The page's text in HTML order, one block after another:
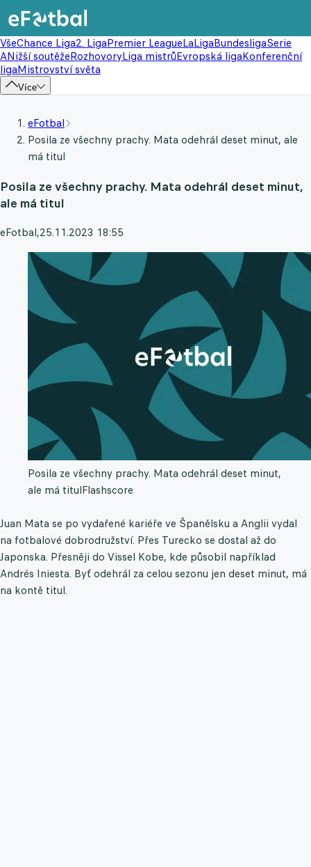
VšeChance Liga2. LigaPremier LeagueLaLigaBundesligaSerie
ANižší soutěžeRozhovoryLiga mistrůEvropská ligaKonferenční
ligaMistrovství světa
Více
eFotbal
Posila ze všechny prachy. Mata odehrál deset minut, ale
má titul
Posila ze všechny prachy. Mata odehrál deset minut,
ale má titul
eFotbal,25.11.2023 18:55
Posila ze všechny prachy. Mata odehrál deset minut,
ale má titulFlashscore
Juan Mata se po vydařené kariéře ve Španělsku a Anglii vydal
na fotbalové dobrodružství. Přes Turecko se dostal až do
Japonska. Přesněji do Vissel Kobe, kde působil například
Andrés Iniesta. Byť odehrál za celou sezonu jen deset minut, má
na kontě titul.